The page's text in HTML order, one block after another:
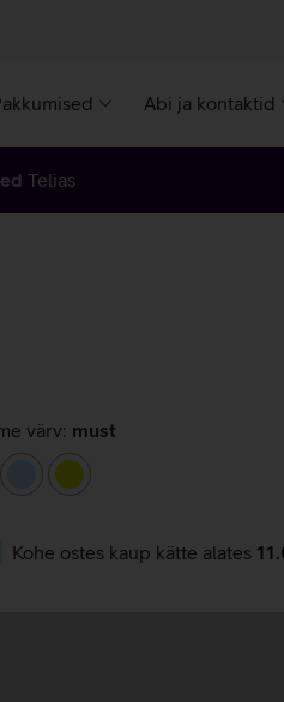
Abi ja kontaktid
Telias
värv: must
helesininelaimiroheline
Kohe ostes kaup kätte alates